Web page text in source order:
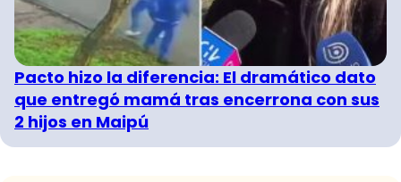
Pacto hizo la diferencia: El dramático dato
que entregó mamá tras encerrona con sus
2 hijos en Maipú